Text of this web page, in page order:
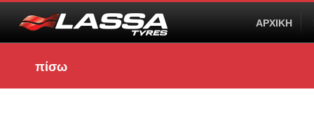
ΑΡΧΙΚΗ
πίσω